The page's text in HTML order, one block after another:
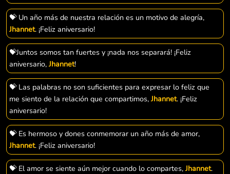
💝 Un año más de nuestra relación es un motivo de alegría,
Jhannet. ¡Feliz aniversario!
💝Juntos somos tan fuertes y ¡nada nos separará! ¡Feliz
aniversario, Jhannet!
💝 Las palabras no son suficientes para expresar lo feliz que
me siento de la relación que compartimos, Jhannet. ¡Feliz
aniversario!
💝 Es hermoso y dones conmemorar un año más de amor,
Jhannet. ¡Feliz aniversario!
💝 El amor se siente aún mejor cuando lo compartes, Jhannet.